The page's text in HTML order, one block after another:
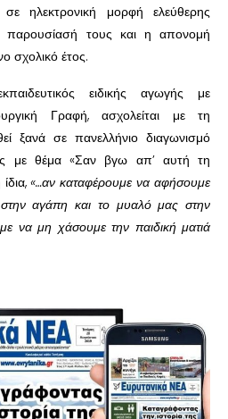
ηλεκτρονική μορφή ελεύθερης
τους και η απονομή
σχολικό έτος.
ειδικής αγωγής με
Γραφή, ασχολείται με τη
ξανά σε πανελλήνιο διαγωνισμό
με θέμα «Σαν βγω απ’ αυτή τη
«…αν καταφέρουμε να αφήσουμε
αγάπη και το μυαλό μας στην
να μη χάσουμε την παιδική ματιά